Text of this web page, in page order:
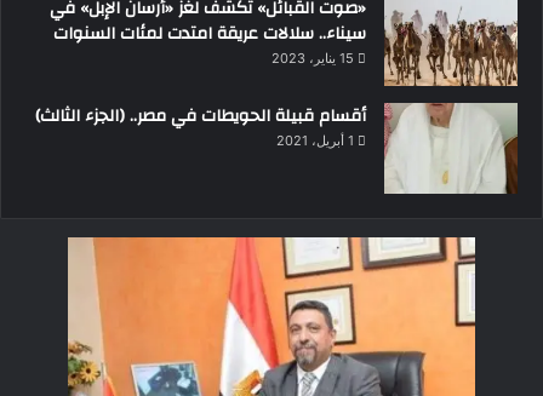
«صوت القبائل» تكشف لغز «أرسان الإبل» في
سيناء.. سلالات عريقة امتدت لمئات السنوات
15 يناير، 2023
أقسام قبيلة الحويطات في مصر.. (الجزء الثالث)
1 أبريل، 2021